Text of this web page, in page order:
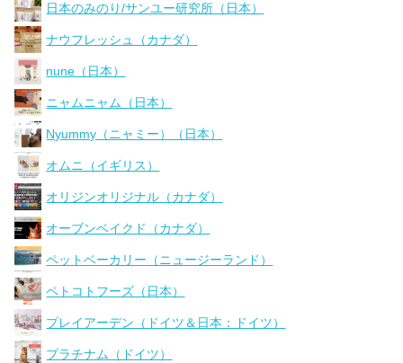
日本のみのり/サンユー研究所（日本）
ナウフレッシュ（カナダ）
nune（日本）
ニャムニャム（日本）
Nyummy（ニャミー）（日本）
オムニ（イギリス）
オリジンオリジナル（カナダ）
オーブンベイクド（カナダ）
ペットベーカリー（ニュージーランド）
ペトコトフーズ（日本）
プレイアーデン（ドイツ＆日本：ドイツ）
プラチナム（ドイツ）